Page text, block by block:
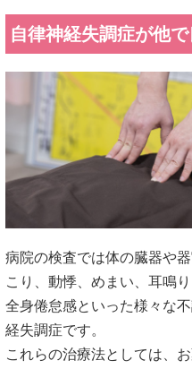
病院の検査では体の臓器や
こり、動悸、めまい、耳鳴
全身倦怠感といった様々な
経失調症です。
これらの治療法としては、
の心理療法が一般的です。
しかし、それでもなかなか
しまうといったことがあり
なぜなら、これらは対症療
るには適していますが、根
はないため、改善されなか